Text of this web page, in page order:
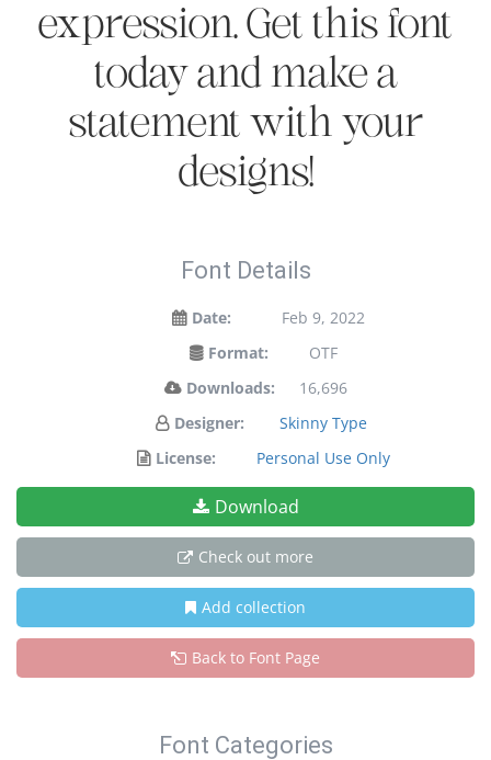
expression. Get this font
today and make a
statement with your
designs!
Font Details
Date:
Feb 9, 2022
Format:
OTF
Downloads:
16,696
Designer:
Skinny Type
License:
Personal Use Only
Download
Check out more
Add collection
Back to Font Page
Font Categories